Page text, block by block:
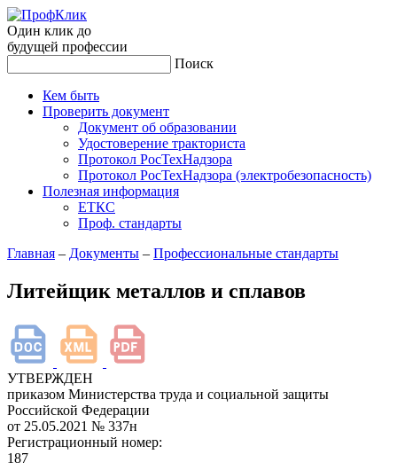
Один клик до
будущей профессии
Поиск
Кем быть
Проверить документ
Документ об образовании
Удостоверение тракториста
Протокол РосТехНадзора
Протокол РосТехНадзора (электробезопасность)
Полезная информация
ЕТКС
Проф. стандарты
Главная – Документы – Профессиональные стандарты
Литейщик металлов и сплавов
УТВЕРЖДЕН
приказом Министерства труда и социальной защиты
Российской Федерации
от 25.05.2021 № 337н
Регистрационный номер:
187